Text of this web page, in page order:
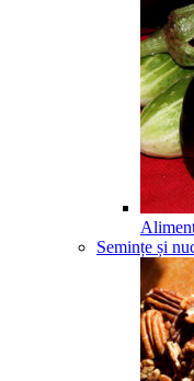
Semințe și